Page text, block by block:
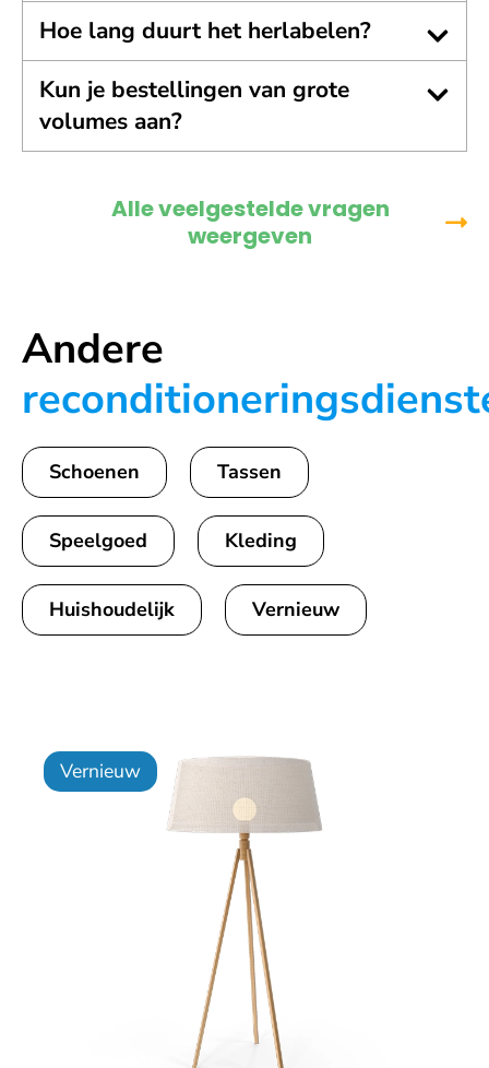
Hoe lang duurt het herlabelen?
Kun je bestellingen van grote
volumes aan?
Alle veelgestelde vragen
weergeven
Andere
Schoenen Tassen
Speelgoed Kleding
Huishoudelijk Vernieuw
Vernieuw